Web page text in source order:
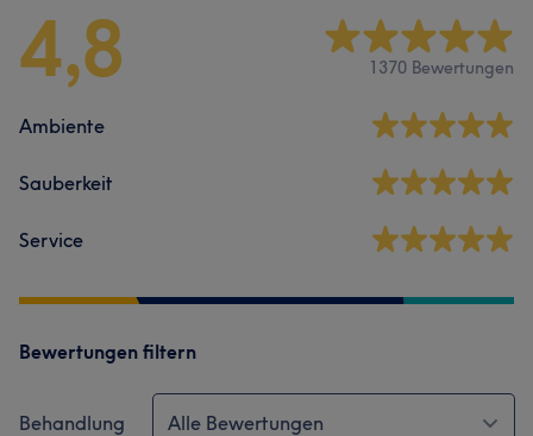
4,8 1370 Bewertungen
Ambiente
Sauberkeit
Service
Bewertungen filtern
Behandlung Alle Bewertungen